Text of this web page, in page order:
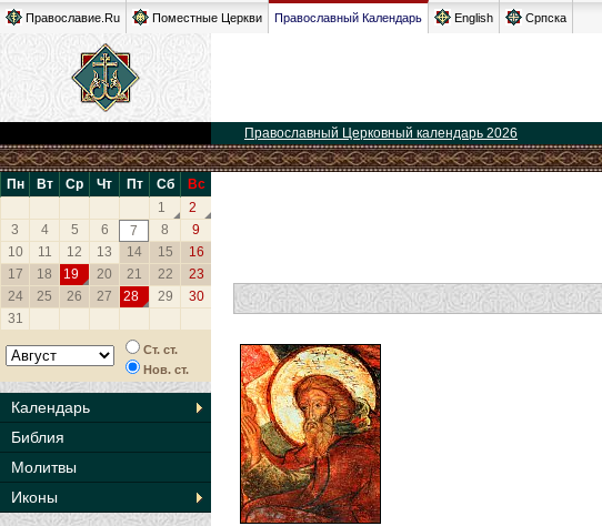
Православие.Ru Поместные Церкви Православный Календарь English Српска
Православный Церковный календарь 2026
Пн Вт Ср Чт Пт Сб
Вс
1
2
3
4 5 6 7 8
9
10
11 12 13 14 15
16
17
18 19 20 21 22
23
24
25 26 27 28 29
30
31
Ст. ст.
Нов. ст.
Календарь
Библия
Молитвы
Иконы